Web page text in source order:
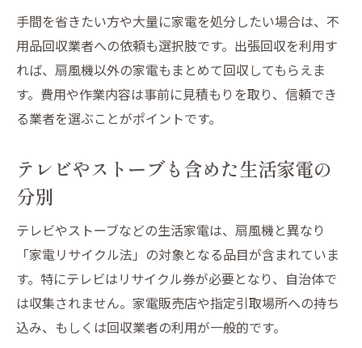
扇風機やテレビの回収対象を確認
プリンターや健康器具も分別が重要
ゴミカレンダーや分別一覧の見方
自治体と回収業者の違いを理解しよう
壊れた扇風機の適切な回収方法を知ろう
テレビや生活家電処分の注意点
自治体と回収業者の使い分け方
ストーブなど壊れた家電の扱い
ストーブやプリンターを手放す際の注意点
ストーブやプリンター回収の基本知識
手間を省きたい方や大量に家電を処分したい場合は、不
用品回収業者への依頼も選択肢です。出張回収を利用す
れば、扇風機以外の家電もまとめて回収してもらえま
す。費用や作業内容は事前に見積もりを取り、信頼でき
る業者を選ぶことがポイントです。
テレビやストーブも含めた生活家電の
分別
テレビやストーブなどの生活家電は、扇風機と異なり
「家電リサイクル法」の対象となる品目が含まれていま
す。特にテレビはリサイクル券が必要となり、自治体で
は収集されません。家電販売店や指定引取場所への持ち
込み、もしくは回収業者の利用が一般的です。